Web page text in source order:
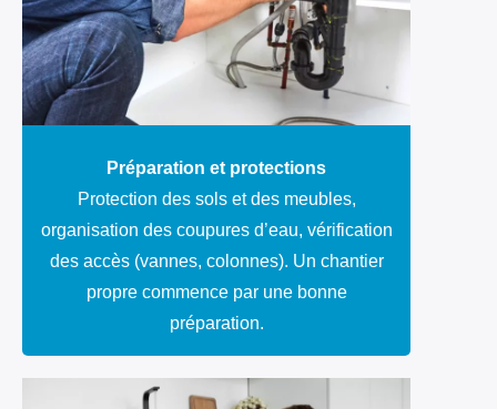
Préparation et protections
Protection des sols et des meubles,
organisation des coupures d’eau, vérification
des accès (vannes, colonnes). Un chantier
propre commence par une bonne
préparation.